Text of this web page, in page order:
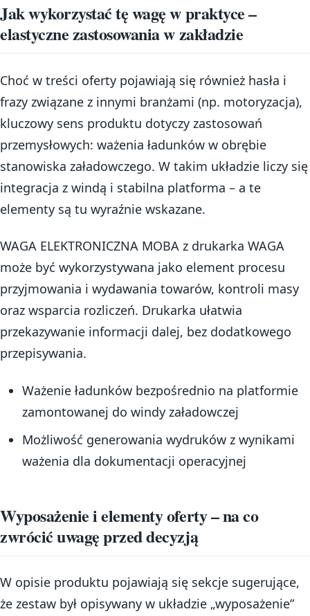
Jak wykorzystać tę wagę w praktyce –
elastyczne zastosowania w zakładzie
Choć w treści oferty pojawiają się również hasła i
frazy związane z innymi branżami (np. motoryzacja),
kluczowy sens produktu dotyczy zastosowań
przemysłowych: ważenia ładunków w obrębie
stanowiska załadowczego. W takim układzie liczy się
integracja z windą i stabilna platforma – a te
elementy są tu wyraźnie wskazane.
WAGA ELEKTRONICZNA MOBA z drukarka WAGA
może być wykorzystywana jako element procesu
przyjmowania i wydawania towarów, kontroli masy
oraz wsparcia rozliczeń. Drukarka ułatwia
przekazywanie informacji dalej, bez dodatkowego
przepisywania.
Ważenie ładunków bezpośrednio na platformie
zamontowanej do windy załadowczej
Możliwość generowania wydruków z wynikami
ważenia dla dokumentacji operacyjnej
Wyposażenie i elementy oferty – na co
zwrócić uwagę przed decyzją
W opisie produktu pojawiają się sekcje sugerujące,
że zestaw był opisywany w układzie „wyposażenie”